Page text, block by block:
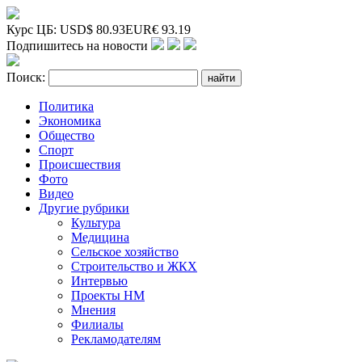
Курс ЦБ: USD$ 80.93EUR€ 93.19
Подпишитесь на новости
Поиск:
Политика
Экономика
Общество
Спорт
Происшествия
Фото
Видео
Другие рубрики
Культура
Медицина
Сельское хозяйство
Строительство и ЖКХ
Интервью
Проекты НМ
Мнения
Филиалы
Рекламодателям